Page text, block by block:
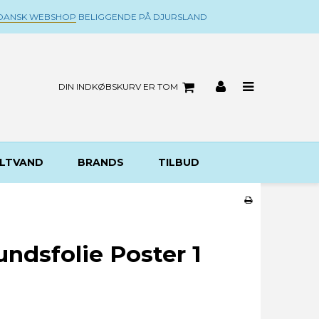
WEBSHOP BELIGGENDE PÅ DJURSLAND
DIN INDKØBSKURV ER TOM
BRANDS TILBUD
Poster 1